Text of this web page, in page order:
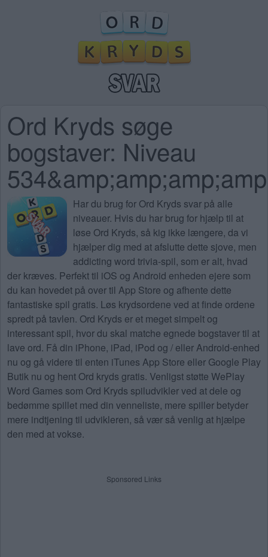
Ord Kryds søge
bogstaver: Niveau
Har du brug for Ord Kryds svar på alle
niveauer. Hvis du har brug for hjælp til at
løse Ord Kryds, så kig ikke længere, da vi
hjælper dig med at afslutte dette sjove, men
addicting word trivia-spil, som er alt, hvad
der kræves. Perfekt til iOS og Android enheden ejere som
du kan hovedet på over til App Store og afhente dette
fantastiske spil gratis. Løs krydsordene ved at finde ordene
spredt på tavlen. Ord Kryds er et meget simpelt og
interessant spil, hvor du skal matche egnede bogstaver til at
lave ord. Få din iPhone, iPad, iPod og / eller Android-enhed
nu og gå videre til enten iTunes App Store eller Google Play
Butik nu og hent Ord kryds gratis. Venligst støtte WePlay
Word Games som Ord Kryds spiludvikler ved at dele og
bedømme spillet med din venneliste, mere spiller betyder
mere indtjening til udvikleren, så vær så venlig at hjælpe
den med at vokse.
Sponsored Links